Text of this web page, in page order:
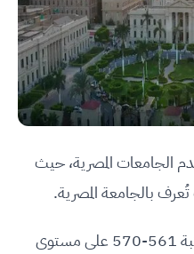
الجامعات المصرية، حيث
تمَّ تصنيف جامعة القاهرة في المرتبة 561-570 على مستوى